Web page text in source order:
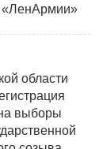
«ЛенАрмии»
области
выборы